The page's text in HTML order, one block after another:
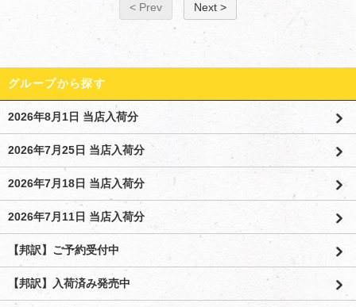
< Prev Next >
グループから探す
2026年8月1日 当店入荷分
2026年7月25日 当店入荷分
2026年7月18日 当店入荷分
2026年7月11日 当店入荷分
【邦訳】ご予約受付中
【邦訳】入荷済み発売中